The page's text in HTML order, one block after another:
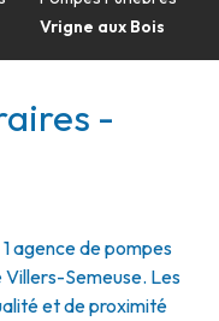
Vrigne aux Bois
-
agence de pompes
Semeuse. Les
et de proximité